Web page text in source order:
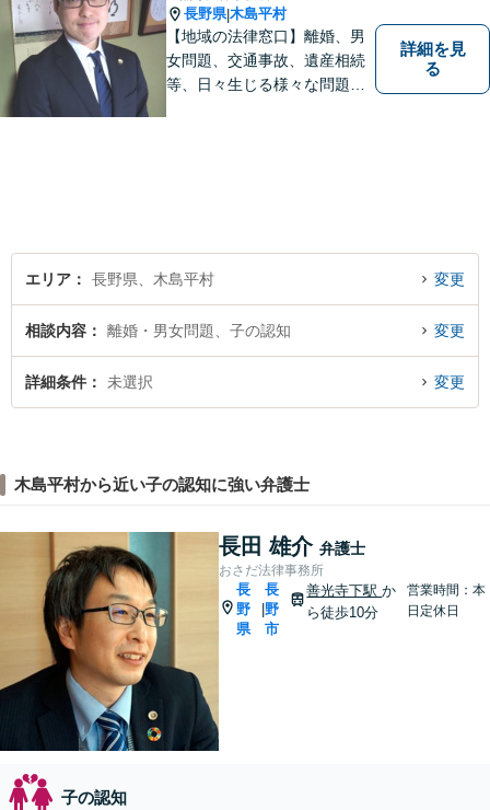
長野県|木島平村
【地域の法律窓口】離婚、男
女問題、交通事故、遺産相続
等、日々生じる様々な問題に
詳細を見
る
エリア 長野県、木島平村 変更
相談内容 離婚・男女問題、子の認知 変更
詳細条件 未選択 変更
木島平村から近い子の認知に強い弁護士
長田 雄介 弁護士
おさだ法律事務所
長
野
県
長
野
市
善光寺下駅か
ら徒歩10分
営業時間：本
日定休日
子の認知